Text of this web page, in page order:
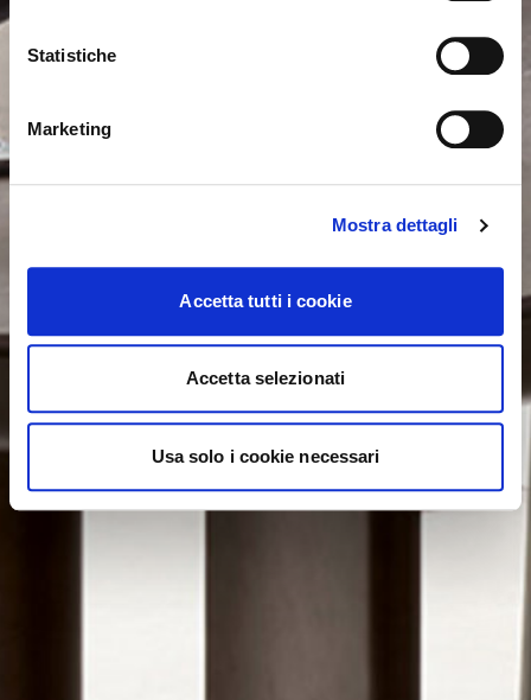
Statistiche
Marketing
Mostra dettagli
Accetta tutti i cookie
Accetta selezionati
Usa solo i cookie necessari